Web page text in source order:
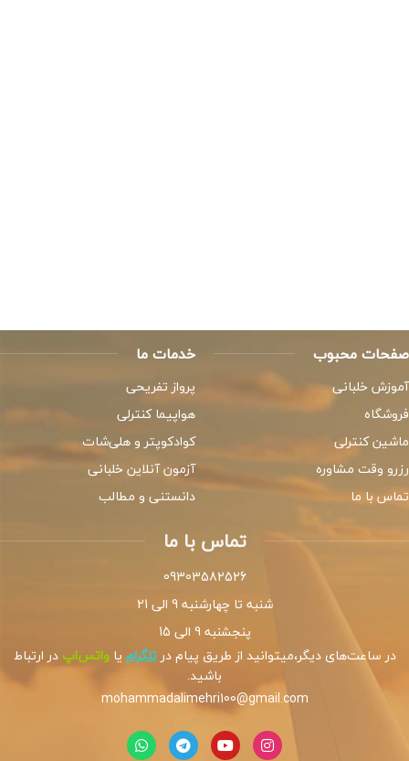
صفحات محبوب
آموزش خلبانی
فروشگاه
ماشین کنترلی
رزرو وقت مشاوره
تماس با ما
خدمات ما
پرواز تفریحی
هواپیما کنترلی
کوادکوپتر و هلی‌شات
آزمون آنلاین خلبانی
دانستنی و مطالب
تماس با ما
09303582526
شنبه تا چهارشنبه 9 الی 21
پنجشنبه 9 الی 15
در ساعت‌های دیگر،میتوانید از طریق پیام درتلگرام یاواتس‌اپدر ارتباط
باشید.
mohammadalimehri100@gmail.com